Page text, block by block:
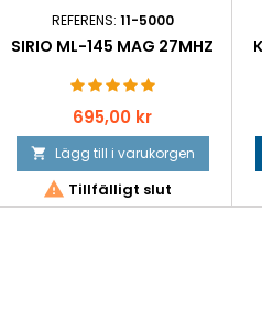
REFERENS: 11-5000
SIRIO ML-145 MAG 27MHZ
Pris
695,00 kr
 Lägg till i varukorgen
 Tillfälligt slut